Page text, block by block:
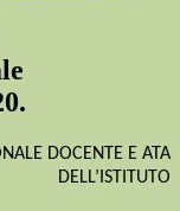
DOCENTE E ATA
DELL’ISTITUTO